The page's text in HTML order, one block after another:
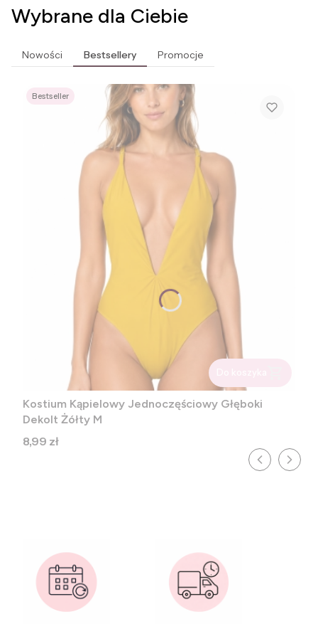
Wybrane dla Ciebie
Nowości Bestsellery Promocje
Bestseller
Kostium Kąpielowy Jednoczęściowy Głęboki
Dekolt Żółty M
Cena
8,99 zł